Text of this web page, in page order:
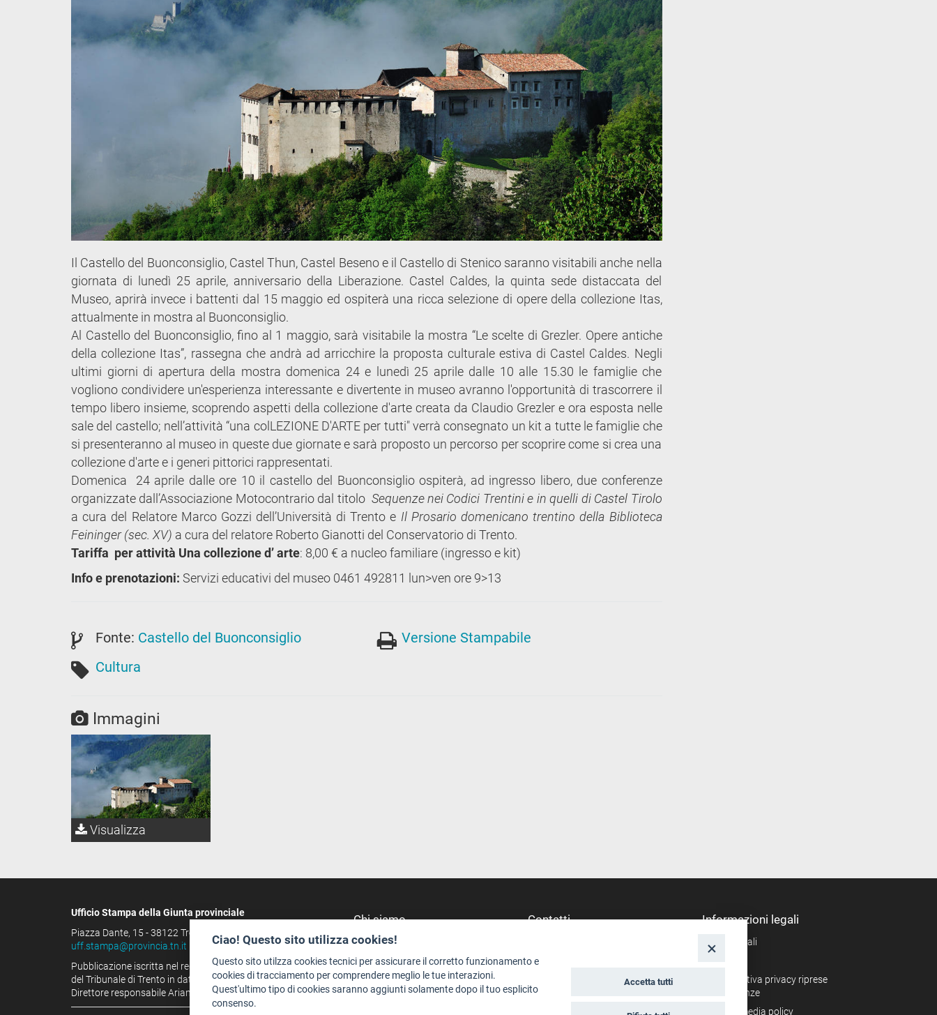
Il Castello del Buonconsiglio, Castel Thun, Castel Beseno e il Castello di Stenico saranno visitabili anche nella
giornata di lunedì 25 aprile, anniversario della Liberazione. Castel Caldes, la quinta sede distaccata del
Museo, aprirà invece i battenti dal 15 maggio ed ospiterà una ricca selezione di opere della collezione Itas,
attualmente in mostra al Buonconsiglio.
Al Castello del Buonconsiglio, fino al 1 maggio, sarà visitabile la mostra “Le scelte di Grezler. Opere antiche
della collezione Itas”, rassegna che andrà ad arricchire la proposta culturale estiva di Castel Caldes. Negli
ultimi giorni di apertura della mostra domenica 24 e lunedì 25 aprile dalle 10 alle 15.30 le famiglie che
vogliono condividere un'esperienza interessante e divertente in museo avranno l'opportunità di trascorrere il
tempo libero insieme, scoprendo aspetti della collezione d'arte creata da Claudio Grezler e ora esposta nelle
sale del castello; nell’attività “una colLEZIONE D'ARTE per tutti" verrà consegnato un kit a tutte le famiglie che
si presenteranno al museo in queste due giornate e sarà proposto un percorso per scoprire come si crea una
collezione d'arte e i generi pittorici rappresentati.
Domenica 24 aprile dalle ore 10 il castello del Buonconsiglio ospiterà, ad ingresso libero, due conferenze
organizzate dall’Associazione Motocontrario dal titolo Sequenze nei Codici Trentini e in quelli di Castel Tirolo
a cura del Relatore Marco Gozzi dell’Università di Trento e Il Prosario domenicano trentino della Biblioteca
Feininger (sec. XV) a cura del relatore Roberto Gianotti del Conservatorio di Trento.
Tariffa per attività Una collezione d’ arte: 8,00 € a nucleo familiare (ingresso e kit)
Info e prenotazioni: Servizi educativi del museo 0461 492811 lun>ven ore 9>13
Fonte: Castello del Buonconsiglio
Cultura
Versione Stampabile
Immagini
Visualizza
Ufficio Stampa della Giunta provinciale
Piazza Dante, 15 - 38122 Trento (IT)
uff.stampa@provincia.tn.it
Pubblicazione iscritta nel registro della stampa
del Tribunale di Trento in data 13.08.1963 al n. 100
Direttore responsabile Arianna Tamburini
Chi siamo
Redazione
Staff
Format - Centro Audiovisivi
Trentino Film Commission
Contatti
Struttura di riferimento
Informazioni legali
Note legali
Informativa privacy riprese
conferenze
Social media policy
Ciao! Questo sito utilizza cookies!
Questo sito utilzza cookies tecnici per assicurare il corretto funzionamento e
cookies di tracciamento per comprendere meglio le tue interazioni.
Quest'ultimo tipo di cookies saranno aggiunti solamente dopo il tuo esplicito
consenso.
Accetta tutti